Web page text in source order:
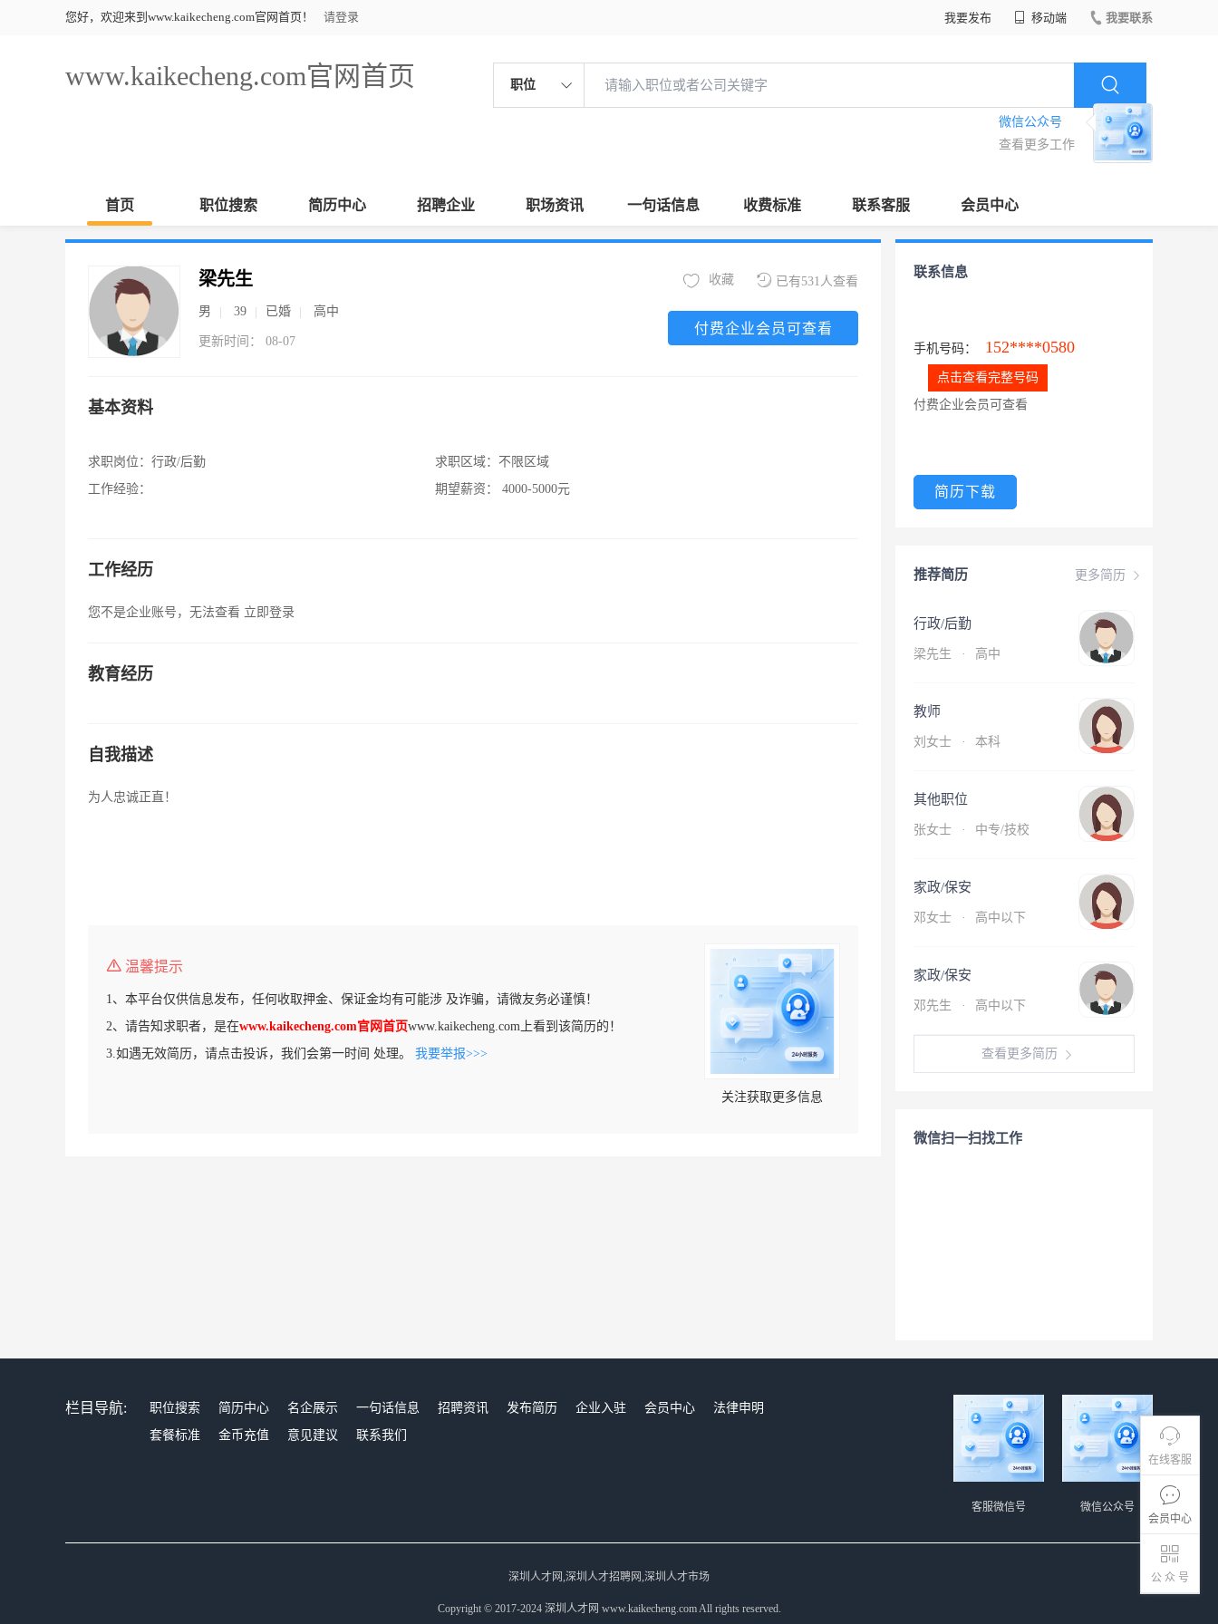
您好，欢迎来到www.kaikecheng.com官网首页！ 请登录 我要发布 移动端 我要联系
www.kaikecheng.com官网首页 职位
微信公众号
查看更多工作
首页 职位搜索 简历中心 招聘企业 职场资讯 一句话信息 收费标准 联系客服 会员中心
在线客服
会员中心
公 众 号
梁先生
男 39 已婚 高中
更新时间： 08-07
已有531人查看
收藏
付费企业会员可查看
基本资料
求职岗位： 行政/后勤
工作经验：
求职区域： 不限区域
期望薪资：
4000-5000元
工作经历
您不是企业账号，无法查看 立即登录
教育经历
自我描述
为人忠诚正直！
温馨提示
1、本平台仅供信息发布，任何收取押金、保证金均有可能涉 及诈骗，请微友务必谨慎！
2、请告知求职者，是在www.kaikecheng.com官网首页www.kaikecheng.com上看到该简历的！
3.如遇无效简历，请点击投诉，我们会第一时间 处理。 我要举报>>>
关注获取更多信息
联系信息
手机号码： 152****0580
点击查看完整号码
付费企业会员可查看
简历下载
更多简历
推荐简历
行政/后勤
梁先生 · 高中
教师
刘女士 · 本科
其他职位
张女士 · 中专/技校
家政/保安
邓女士 · 高中以下
家政/保安
邓先生 · 高中以下
查看更多简历
微信扫一扫找工作
栏目导航: 职位搜索 简历中心 名企展示 一句话信息 招聘资讯 发布简历 企业入驻 会员中心
法律申明
套餐标准
金币充值 意见建议 联系我们
微信公众号
客服微信号
深圳人才网,深圳人才招聘网,深圳人才市场
Copyright © 2017-2024 深圳人才网 www.kaikecheng.com All rights reserved.